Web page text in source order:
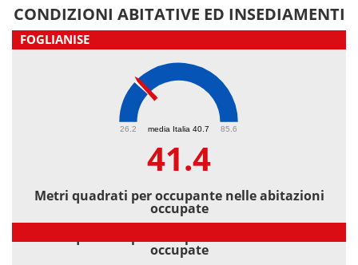
CONDIZIONI ABITATIVE ED INSEDIAMENTI
FOGLIANISE
media Italia 40.7
26.2 85.6
41.4
Metri quadrati per occupante nelle abitazioni
occupate
occupate